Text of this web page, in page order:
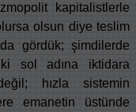
kapitalistlerle
olsun diye teslim
gördük; şimdilerde
ki sol adına iktidara
hızla sistemin
emanetin üstünde